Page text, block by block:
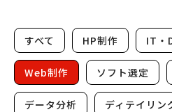
すべて HP制作 IT・
Web制作 ソフト選定
データ分析 ディテイリン